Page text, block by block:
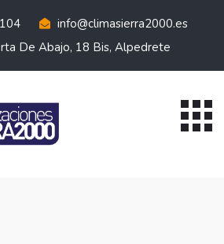
info@climasierra2000.es
De Abajo, 18 Bis, Alpedrete